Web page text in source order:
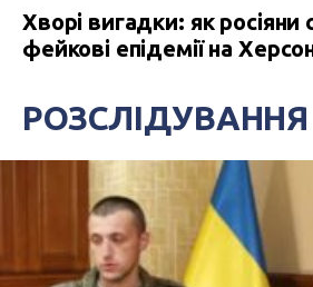
Хворі вигадки: як
фейкові епідемії на
РОЗСЛІДУВАННЯ